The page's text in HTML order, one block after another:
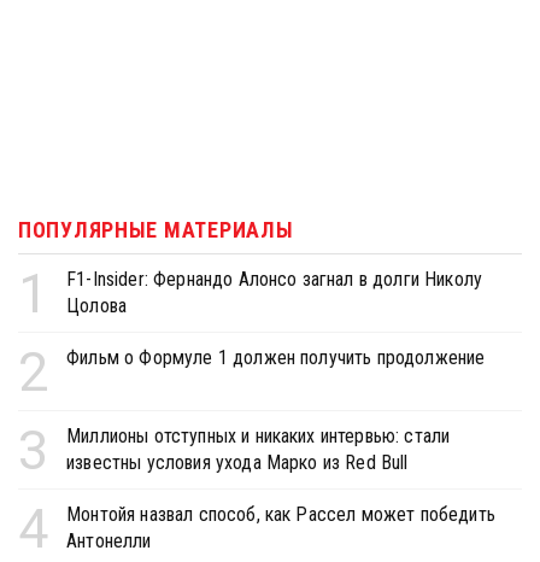
ПОПУЛЯРНЫЕ МАТЕРИАЛЫ
1
F1-Insider: Фернандо Алонсо загнал в долги Николу
Цолова
2 Фильм о Формуле 1 должен получить продолжение
3
Миллионы отступных и никаких интервью: стали
известны условия ухода Марко из Red Bull
4
Монтойя назвал способ, как Рассел может победить
Антонелли